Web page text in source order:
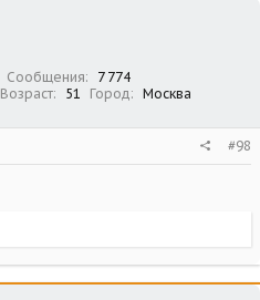
Сообщения
7 774
Возраст 51 Город
Москва
#98